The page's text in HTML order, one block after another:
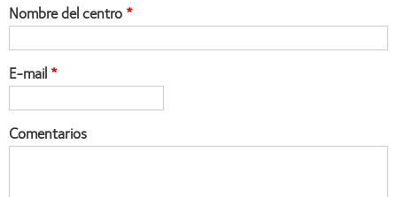
Nombre del centro
E-mail
Comentarios